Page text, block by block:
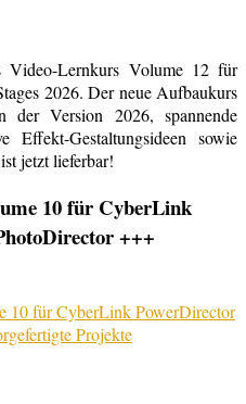
Lernkurs Volume 12 für
2026. Der neue Aufbaukurs
der Version 2026, spannende
Effekt-Gestaltungsideen sowie
jetzt lieferbar!
10 für CyberLink
+++